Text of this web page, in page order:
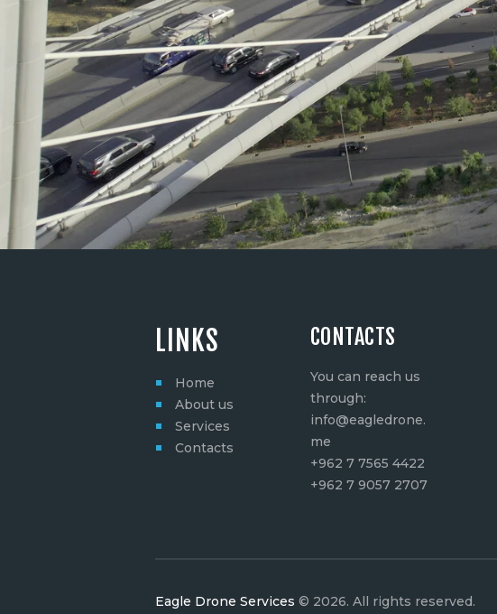
LINKS
Home
About us
Services
Contacts
CONTACTS
You can reach us
through:
info@eagledrone.
me
+962 7 7565 4422
+962 7 9057 2707
Eagle Drone Services © 2026. All rights reserved.